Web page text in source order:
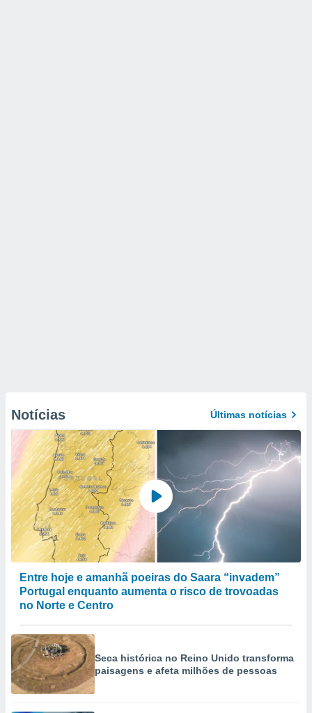
Notícias Últimas notícias
Entre hoje e amanhã poeiras do Saara “invadem”
Portugal enquanto aumenta o risco de trovoadas
no Norte e Centro
Seca histórica no Reino Unido transforma
paisagens e afeta milhões de pessoas